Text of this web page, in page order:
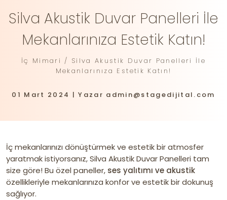
Silva Akustik Duvar Panelleri İle
Mekanlarınıza Estetik Katın!
İç Mimari / Silva Akustik Duvar Panelleri İle
Mekanlarınıza Estetik Katın!
01 Mart 2024 | Yazar admin@stagedijital.com
İç mekanlarınızı dönüştürmek ve estetik bir atmosfer
yaratmak istiyorsanız, Silva Akustik Duvar Panelleri tam
size göre! Bu özel paneller, ses yalıtımı ve akustik
özellikleriyle mekanlarınıza konfor ve estetik bir dokunuş
sağlıyor.